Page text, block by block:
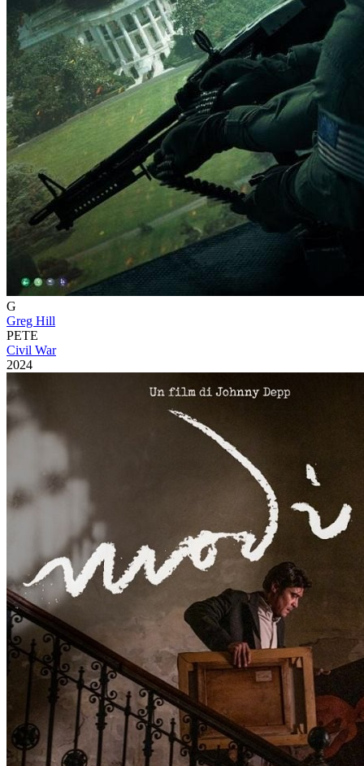
G
Greg Hill
PETE
Civil War
2024